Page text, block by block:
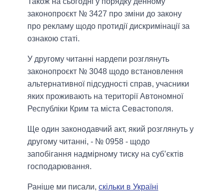
законопроєкт № 3427 про зміни до закону
про рекламу щодо протидії дискримінації за
ознакою статі.
У другому читанні нардепи розглянуть
законопроєкт № 3048 щодо встановлення
альтернативної підсудності справ, учасники
яких проживають на території Автономної
Республіки Крим та міста Севастополя.
Ще один законодавчий акт, який розглянуть у
другому читанні, - № 0958 - щодо
запобігання надмірному тиску на суб’єктів
господарювання.
Раніше ми писали, скільки в Україні